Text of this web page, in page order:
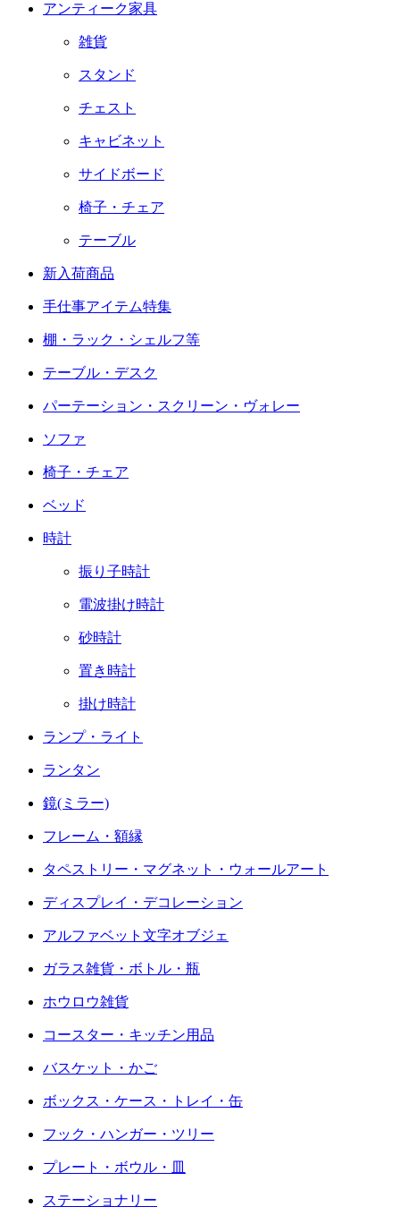
アンティーク家具
雑貨
スタンド
チェスト
キャビネット
サイドボード
椅子・チェア
テーブル
新入荷商品
手仕事アイテム特集
棚・ラック・シェルフ等
テーブル・デスク
パーテーション・スクリーン・ヴォレー
ソファ
椅子・チェア
ベッド
時計
振り子時計
電波掛け時計
砂時計
置き時計
掛け時計
ランプ・ライト
ランタン
鏡(ミラー)
フレーム・額縁
タペストリー・マグネット・ウォールアート
ディスプレイ・デコレーション
アルファベット文字オブジェ
ガラス雑貨・ボトル・瓶
ホウロウ雑貨
コースター・キッチン用品
バスケット・かご
ボックス・ケース・トレイ・缶
フック・ハンガー・ツリー
プレート・ボウル・皿
ステーショナリー